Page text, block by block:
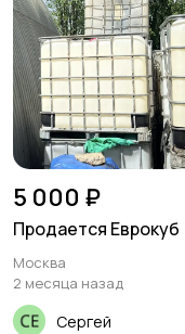
5 000 ₽
Продается Еврокуб
Москва
2 месяца назад
Сергей